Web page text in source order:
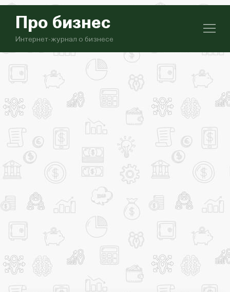
Про бизнес
Интернет-журнал о бизнесе